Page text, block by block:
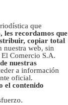
que
les recordamos que
copiar total
nuestra web, sin
Comercio S.A.
nuestras
a información
oficial.
el contenido